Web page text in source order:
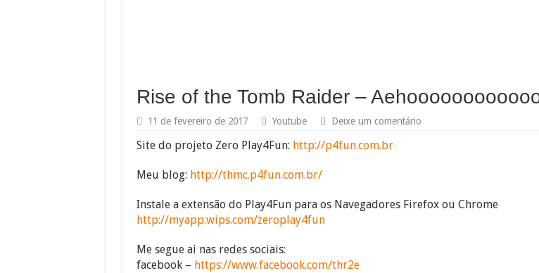
Rise of the Tomb Raider –
11 de fevereiro de 2017 Youtube Deixe um comentário
Site do projeto Zero Play4Fun: http://p4fun.com.br
Meu blog: http://thmc.p4fun.com.br/
Instale a extensão do Play4Fun para os Navegadores Firefox ou Chrome
http://myapp.wips.com/zeroplay4fun
Me segue ai nas redes sociais:
facebook – https://www.facebook.com/thr2e